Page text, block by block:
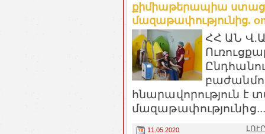
քիմիաթերապիա
մազաթափությունից.
ՀՀ ԱՆ
հնարավորություն է
մազաթափությունից...
11.05.2020